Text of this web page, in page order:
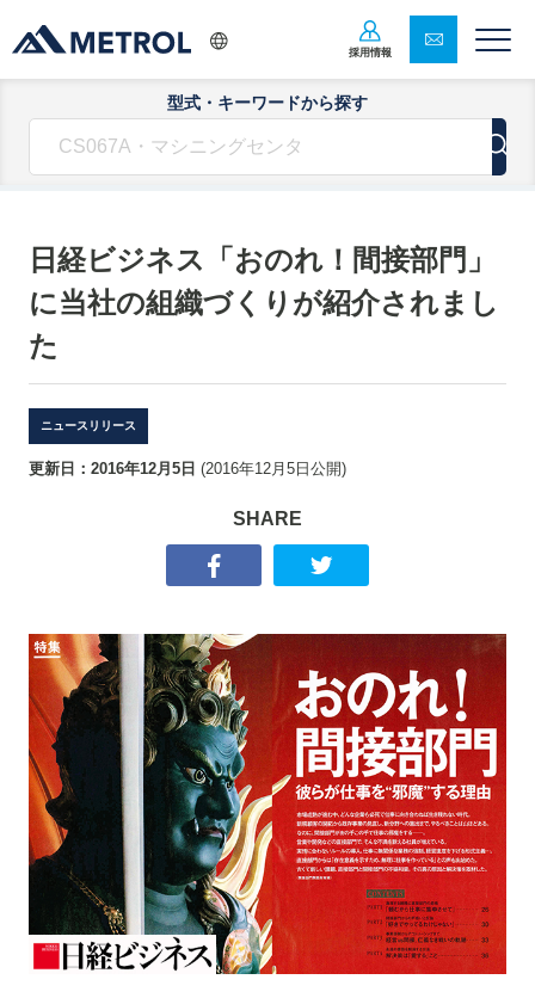
採用情報
型式・キーワードから探す
日経ビジネス「おのれ！間接部門」
に当社の組織づくりが紹介されまし
た
ニュースリリース
更新日： 2016年12月5日 (2016年12月5日 公開)
SHARE